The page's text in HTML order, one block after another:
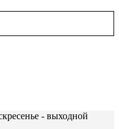
- выходной